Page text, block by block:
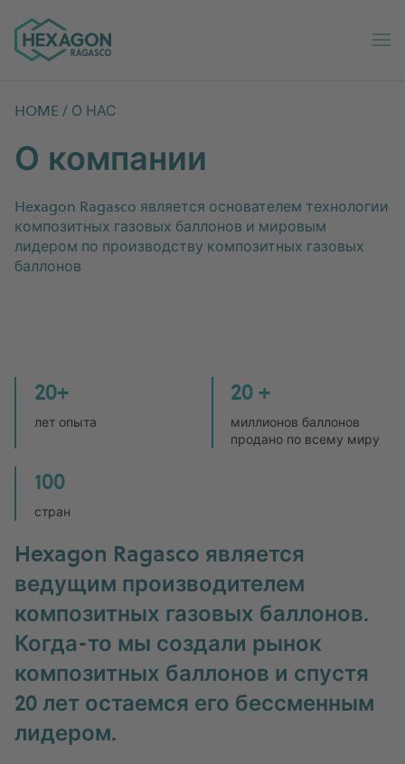
Ragasco Russian home
HOME / О НАС
О компании
Hexagon Ragasco является основателем технологии
композитных газовых баллонов и мировым
лидером по производству композитных газовых
баллонов
Hexagon Ragasco является
ведущим производителем
композитных газовых баллонов.
Когда-то мы создали рынок
композитных баллонов и спустя
20 лет остаемся его бессменным
лидером.
20+
лет опыта
20 +
миллионов баллонов
продано по всему миру
100
стран